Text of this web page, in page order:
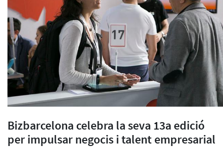
Bizbarcelona celebra la seva 13a edició
per impulsar negocis i talent empresarial